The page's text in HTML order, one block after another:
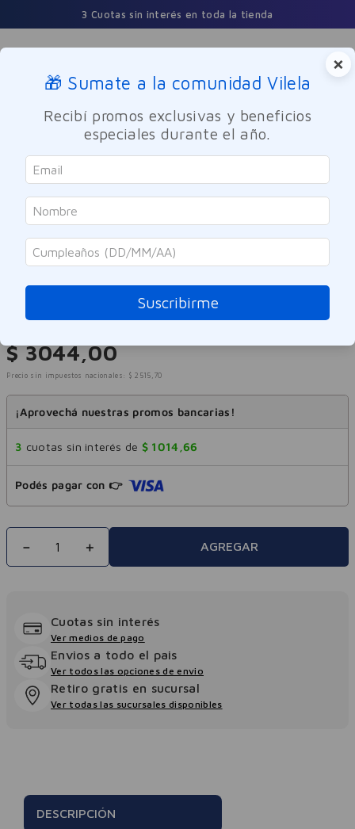
3 Cuotas sin interés en toda la tienda
Buscar
Cuidado Personal Higiene corporal Jabones y Talcos
Lux
Recarga Económica Jabón Líquido
Jazmín 220 ml
Referencia:-315444
$ 3044,00
Precio sin impuestos nacionales: $ 2515 , 70
¡Aprovechá nuestras promos bancarias!
3 cuotas sin interés de $ 1014 ,66
Podés pagar con 👉
＋
－ AGREGAR
Cuotas sin interés
Ver medios de pago
Envios a todo el pais
Ver todos las opciones de envio
Retiro gratis en sucursal
Ver todas las sucursales disponibles
DESCRIPCIÓN
×
🎁 Sumate a la comunidad Vilela
Recibí promos exclusivas y beneficios
especiales durante el año.
Suscribirme